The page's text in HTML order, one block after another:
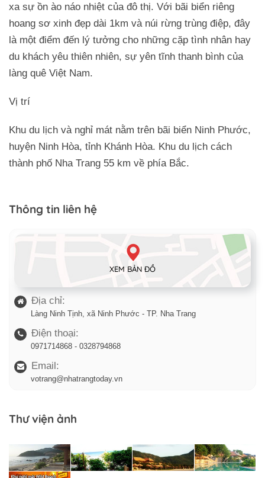
xa sự ồn ào náo nhiệt của đô thị. Với bãi biển riêng
hoang sơ xinh đẹp dài 1km và núi rừng trùng điệp, đây
là một điểm đến lý tưởng cho những cặp tình nhân hay
du khách yêu thiên nhiên, sự yên tĩnh thanh bình của
làng quê Việt Nam.
Vị trí
Khu du lịch và nghỉ mát nằm trên bãi biển Ninh Phước,
huyện Ninh Hòa, tỉnh Khánh Hòa. Khu du lịch cách
thành phố Nha Trang 55 km về phía Bắc.
Thông tin liên hệ
XEM BẢN ĐỒ
Địa chỉ:
Làng Ninh Tịnh, xã Ninh Phước - TP. Nha Trang
Điện thoại:
0971714868 - 0328794868
Email:
votrang@nhatrangtoday.vn
Thư viện ảnh